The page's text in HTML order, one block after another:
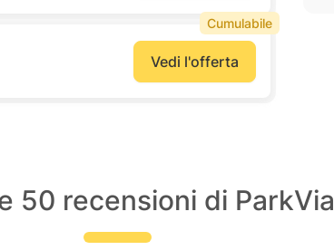
Vedi l'offerta
Cumulabile
50 recensioni di ParkVia